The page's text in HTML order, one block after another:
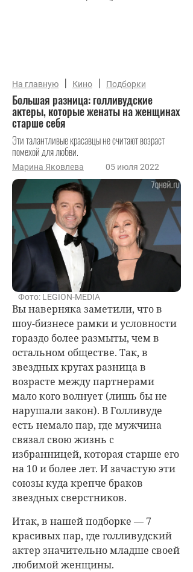
На главную | Кино | Подборки
Большая разница: голливудские
актеры, которые женаты на женщинах
старше себя
Эти талантливые красавцы не считают возраст
помехой для любви.
Марина Яковлева 05 июля 2022
Фото: LEGION-MEDIA
Вы наверняка заметили, что в
шоу-бизнесе рамки и условности
гораздо более размыты, чем в
остальном обществе. Так, в
звездных кругах разница в
возрасте между партнерами
мало кого волнует (лишь бы не
нарушали закон). В Голливуде
есть немало пар, где мужчина
связал свою жизнь с
избранницей, которая старше его
на 10 и более лет. И зачастую эти
союзы куда крепче браков
звездных сверстников.
Итак, в нашей подборке — 7
красивых пар, где голливудский
актер значительно младше своей
любимой женщины.